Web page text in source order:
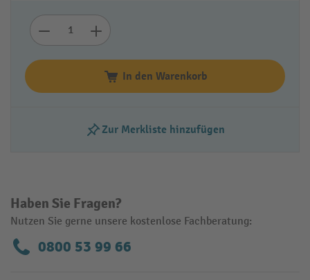
In den Warenkorb
Zur Merkliste hinzufügen
Haben Sie Fragen?
Nutzen Sie gerne unsere kostenlose Fachberatung:
0800 53 99 66